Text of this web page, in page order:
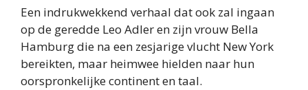
Een indrukwekkend verhaal dat ook zal ingaan
op de geredde Leo Adler en zijn vrouw Bella
Hamburg die na een zesjarige vlucht New York
bereikten, maar heimwee hielden naar hun
oorspronkelijke continent en taal.